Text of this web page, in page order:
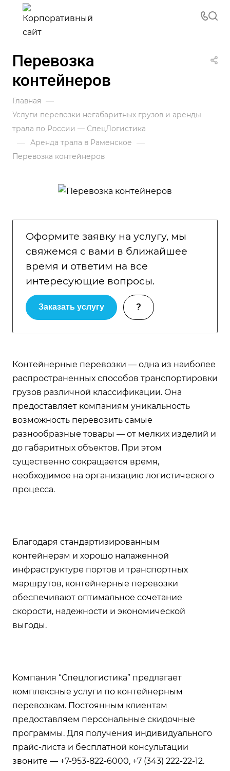
Перевозка
контейнеров
Главная —
Услуги перевозки негабаритных грузов и аренды
трала по России — СпецЛогистика
— Аренда трала в Раменское —
Перевозка контейнеров
Оформите заявку на услугу, мы
свяжемся с вами в ближайшее
время и ответим на все
интересующие вопросы.
Заказать услугу ?
Контейнерные перевозки — одна из наиболее
распространенных способов транспортировки
грузов различной классификации. Она
предоставляет компаниям уникальность
возможность перевозить самые
разнообразные товары — от мелких изделий и
до габаритных объектов. При этом
существенно сокращается время,
необходимое на организацию логистического
процесса.
Благодаря стандартизированным
контейнерам и хорошо налаженной
инфраструктуре портов и транспортных
маршрутов, контейнерные перевозки
обеспечивают оптимальное сочетание
скорости, надежности и экономической
выгоды.
Компания “Спецлогистика” предлагает
комплексные услуги по контейнерным
перевозкам. Постоянным клиентам
предоставляем персональные скидочные
программы. Для получения индивидуального
прайс-листа и бесплатной консультации
звоните — +7-953-822-6000, +7 (343) 222-22-12.